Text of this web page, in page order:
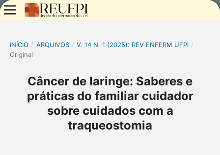
INÍCIO / ARQUIVOS / V. 14 N. 1 (2025): REV ENFERM UFPI /
Original
Câncer de laringe: Saberes e
práticas do familiar cuidador
sobre cuidados com a
traqueostomia